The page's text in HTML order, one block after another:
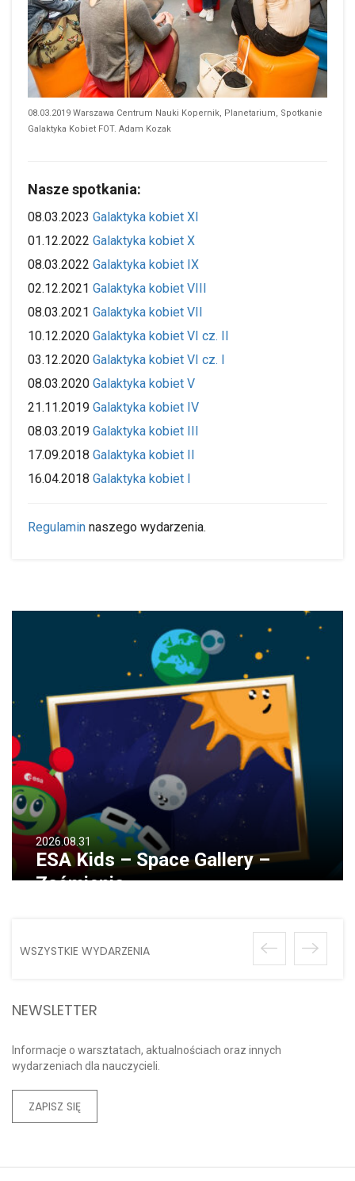
2026.08.31
ESA Kids – Space Gallery –
Zaćmienia
WSZYSTKIE WYDARZENIA
NEWSLETTER
Informacje o warsztatach, aktualnościach oraz innych
wydarzeniach dla nauczycieli.
ZAPISZ SIĘ
08.03.2019 Warszawa Centrum Nauki Kopernik, Planetarium, Spotkanie
Galaktyka Kobiet FOT. Adam Kozak
Nasze spotkania:
08.03.2023 Galaktyka kobiet XI
01.12.2022 Galaktyka kobiet X
08.03.2022 Galaktyka kobiet IX
02.12.2021 Galaktyka kobiet VIII
08.03.2021 Galaktyka kobiet VII
10.12.2020 Galaktyka kobiet VI cz. II
03.12.2020 Galaktyka kobiet VI cz. I
08.03.2020 Galaktyka kobiet V
21.11.2019 Galaktyka kobiet IV
08.03.2019 Galaktyka kobiet III
17.09.2018 Galaktyka kobiet II
16.04.2018 Galaktyka kobiet I
Regulamin naszego wydarzenia.